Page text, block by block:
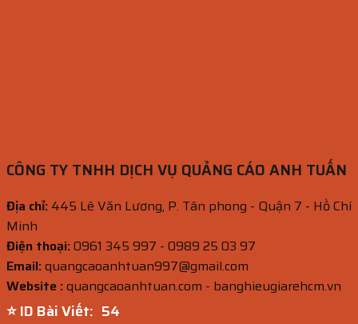
CÔNG TY TNHH DỊCH VỤ QUẢNG CÁO ANH TUẤN
Địa chỉ: 445 Lê Văn Lương, P. Tân phong - Quận 7 - Hồ Chí
Minh
Điện thoại:0961 345 997 - 0989 25 03 97
Email:quangcaoanhtuan997@gmail.com
Website :quangcaoanhtuan.com - banghieugiarehcm.vn
⭐ ID Bài Viết: 53